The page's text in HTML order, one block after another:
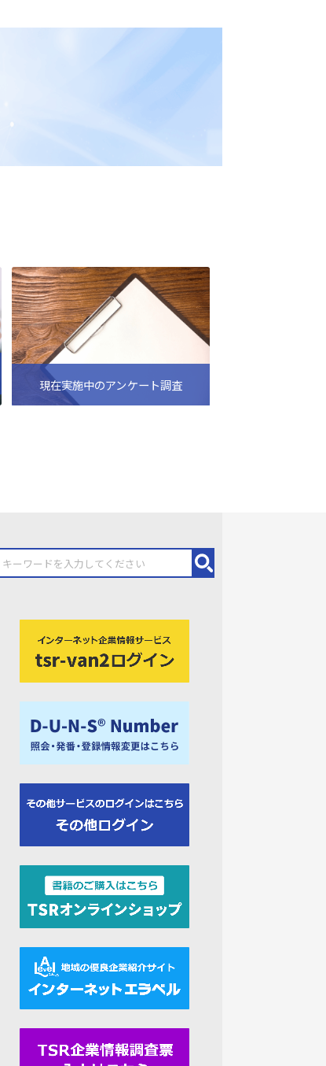
現在実施中のアンケート調査